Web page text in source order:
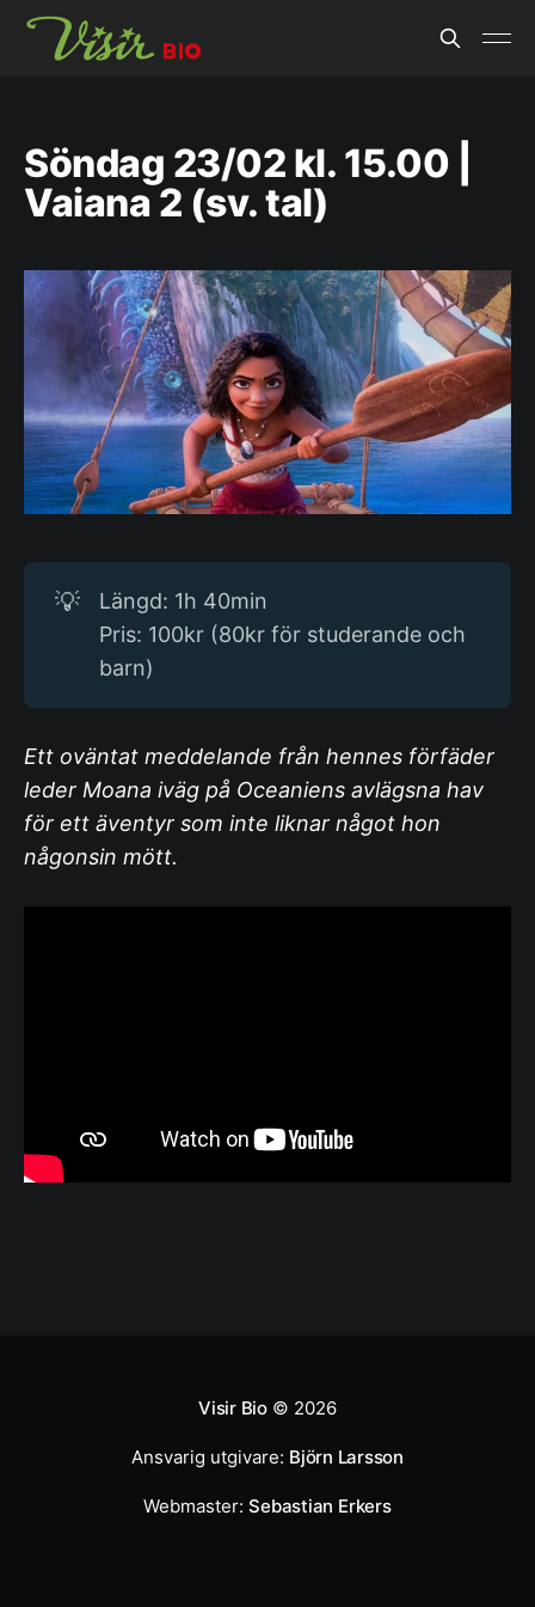
Söndag 23/02 kl. 15.00 |
Vaiana 2 (sv. tal)
💡
Längd: 1h 40min
Pris: 100kr (80kr för studerande och
barn)
Ett oväntat meddelande från hennes förfäder
leder Moana iväg på Oceaniens avlägsna hav
för ett äventyr som inte liknar något hon
någonsin mött.
Visir Bio© 2026
Ansvarig utgivare: Björn Larsson
Webmaster:Sebastian Erkers